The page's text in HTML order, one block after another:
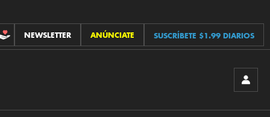
CONTRIBUCIONES
NEWSLETTER ANÚNCIATE SUSCRÍBETE $1.99 DIARIOS